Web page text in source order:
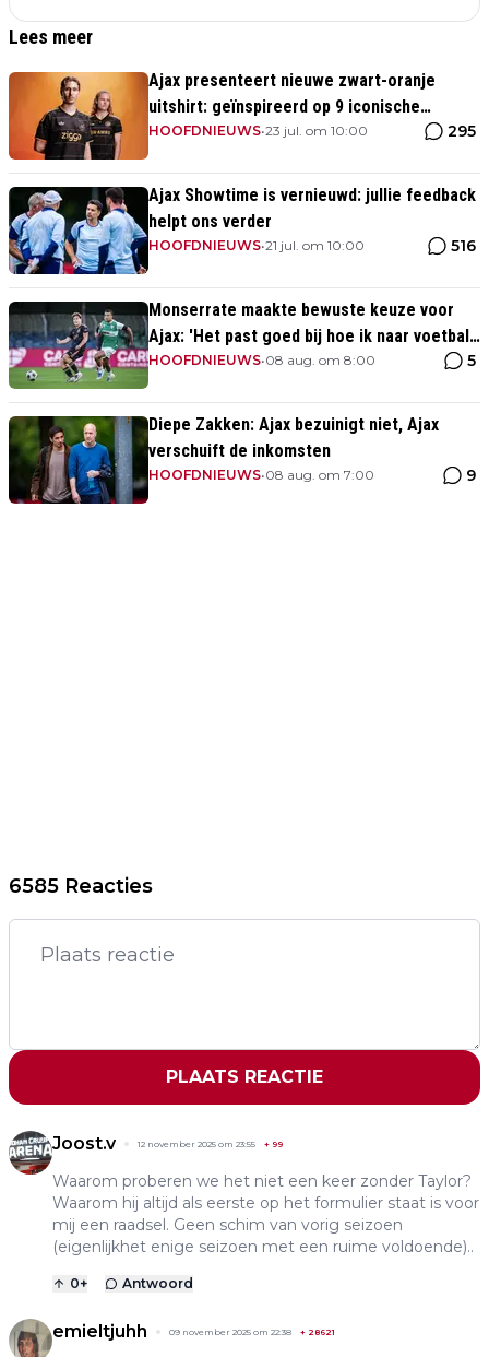
Lees meer
Ajax presenteert nieuwe zwart-oranje
uitshirt: geïnspireerd op 9 iconische
momenten uit clubhistorie
HOOFDNIEUWS•23 jul. om 10:00 295
Ajax Showtime is vernieuwd: jullie feedback
helpt ons verder
HOOFDNIEUWS•21 jul. om 10:00 516
Monserrate maakte bewuste keuze voor
Ajax: 'Het past goed bij hoe ik naar voetbal
kijk’
HOOFDNIEUWS•08 aug. om 8:00 5
Diepe Zakken: Ajax bezuinigt niet, Ajax
verschuift de inkomsten
HOOFDNIEUWS•08 aug. om 7:00 9
6585 Reacties
PLAATS REACTIE
Joost.v 12 november 2025 om 23:55 + 99
Waarom proberen we het niet een keer zonder Taylor?
Waarom hij altijd als eerste op het formulier staat is voor
mij een raadsel. Geen schim van vorig seizoen
(eigenlijkhet enige seizoen met een ruime voldoende)..
0+ Antwoord
emieltjuhh 09 november 2025 om 22:38 + 28621